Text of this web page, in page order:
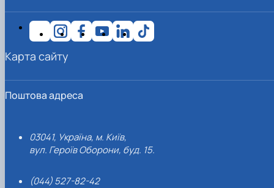
Поштова адреса
03041, Україна, м. Київ,
вул. Героїв Оборони, буд. 15.
(044) 527-82-42
Карта сайту